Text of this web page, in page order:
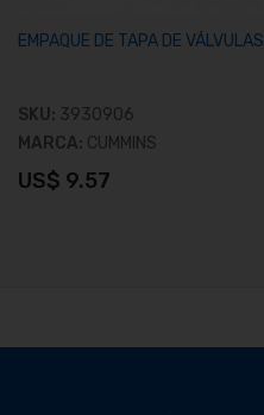
EMPAQUE DE TAPA DE VÁLVULAS
SKU: 3930906
MARCA: CUMMINS
US$ 9.57